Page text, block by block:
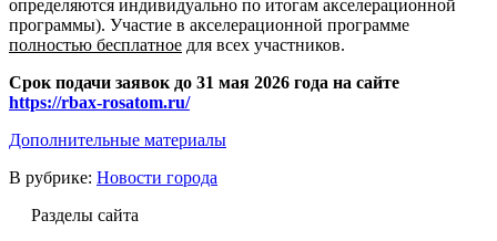
определяются индивидуально по итогам акселерационной
программы). Участие в акселерационной программе
полностью бесплатное для всех участников.
Срок подачи заявок до 31 мая 2026 года на сайте
https://rbax-rosatom.ru/
Дополнительные материалы
В рубрике: Новости города
Разделы сайта